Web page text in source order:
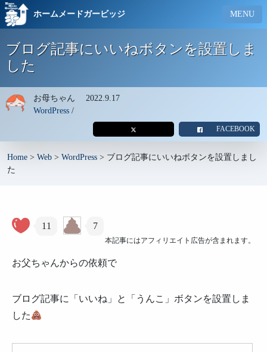
ホームメードガービッジ MENU
ブログ記事にいいねボタンを設置しま
した
お母ちゃん 2022.9.17
WordPress /
FACEBOOK
Home > Web > WordPress > ブログ記事にいいねボタンを設置しまし
た
本記事にはアフィリエイト広告が含まれます。
11 7
お父ちゃんからの依頼で
ブログ記事に「いいね」と「うんこ」ボタンを設置しま
した